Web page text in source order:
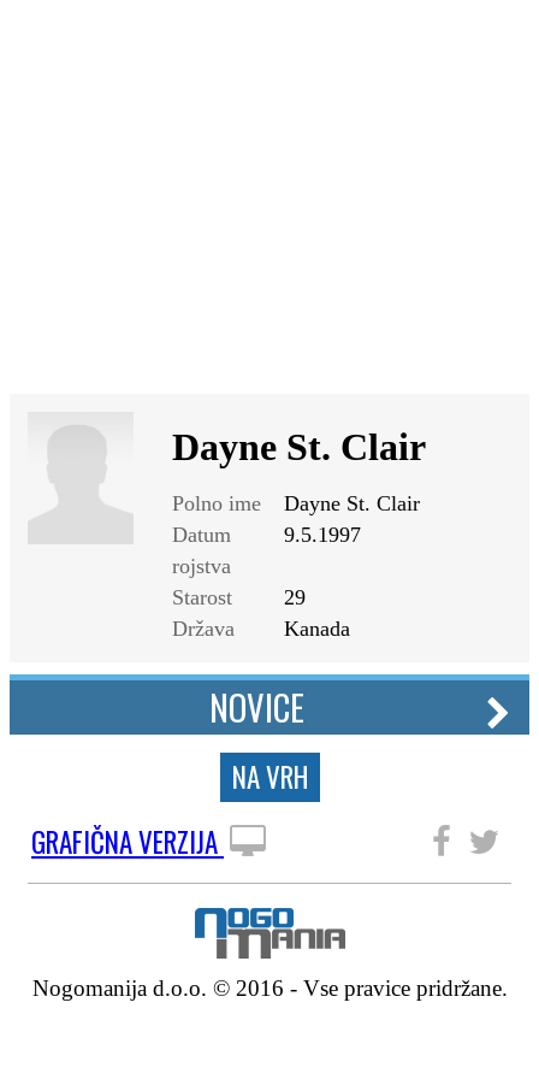
Dayne St. Clair
Polno ime
Dayne St. Clair
Datum
rojstva
9.5.1997
Starost
29
Država
Kanada
NOVICE
NA VRH
GRAFIČNA VERZIJA
Nogomanija d.o.o. © 2016 - Vse pravice pridržane.